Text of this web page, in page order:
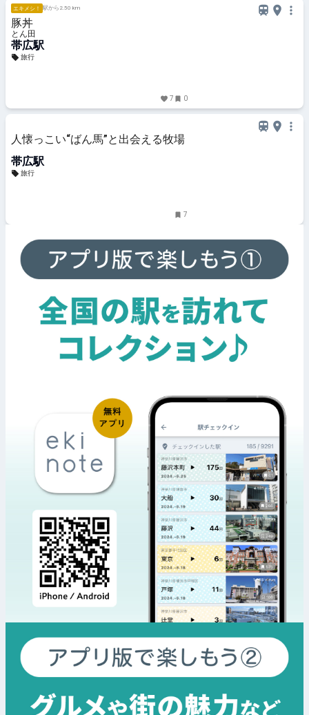
エキメシ！ 駅から2.50 km
豚丼
とん田
帯広駅
旅行
7 0
人懐っこい“ばん馬”と出会える牧場
帯広駅
旅行
7